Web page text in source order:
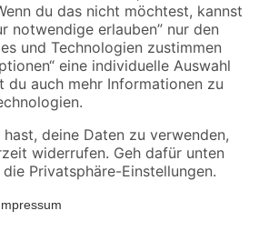
MwSt.. Die dargestellten Angebote sind unter
verfügbar. Die angegebenen Verfügbarkeiten beziehen
gilt nicht für Artikel mit Speditionsversand, hier